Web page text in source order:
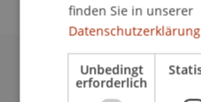
Universität Liechtenstein
finden Sie in unserer
Unbedingt
erforderlich